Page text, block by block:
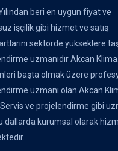
beri en uygun fiyat ve
işçilik gibi hizmet ve satış
sektörde yükseklere
uzmanıdır Akcan
başta olmak üzere
uzmanı olan Akcan
Servis ve projelendirme gibi
dallarda kurumsal olarak